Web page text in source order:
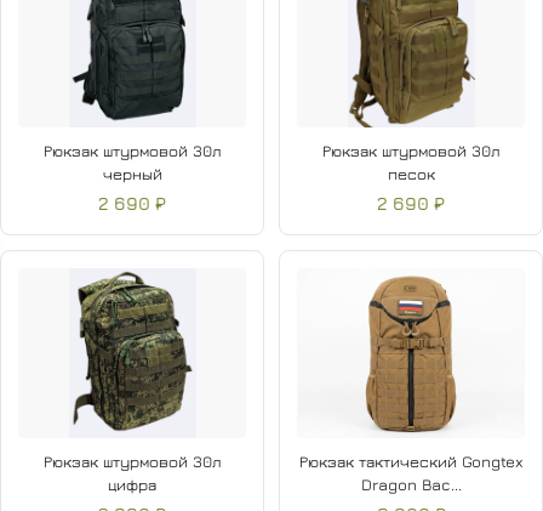
Рюкзак штурмовой 30л
черный
2 690 ₽
Рюкзак штурмовой 30л
песок
2 690 ₽
Рюкзак штурмовой 30л
цифра
Рюкзак тактический Gongtex
Dragon Bac...